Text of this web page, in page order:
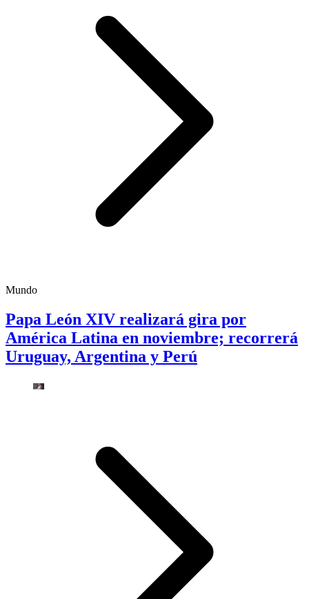
Mundo
Papa León XIV realizará gira por
América Latina en noviembre; recorrerá
Uruguay, Argentina y Perú